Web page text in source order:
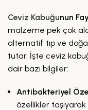
Ceviz Kabuğunun
malzeme pek çok
alternatif tıp ve
tutar. İşte ceviz
dair bazı bilgiler:
Antibakteriyel
özellikler